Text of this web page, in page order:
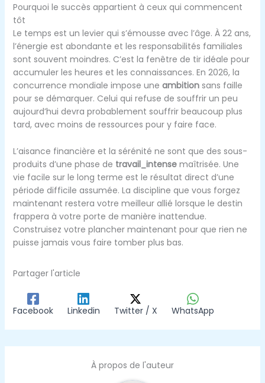
Pourquoi le succès appartient à ceux qui commencent
tôt
Le temps est un levier qui s’émousse avec l’âge. À 22 ans,
l’énergie est abondante et les responsabilités familiales
sont souvent moindres. C’est la fenêtre de tir idéale pour
accumuler les heures et les connaissances. En 2026, la
concurrence mondiale impose une ambitionsans faille
pour se démarquer. Celui qui refuse de souffrir un peu
aujourd’hui devra probablement souffrir beaucoup plus
tard, avec moins de ressources pour y faire face.
L’aisance financière et la sérénité ne sont que des sous-
produits d’une phase de travail_intensemaîtrisée. Une
vie facile sur le long terme est le résultat direct d’une
période difficile assumée. La discipline que vous forgez
maintenant restera votre meilleur allié lorsque le destin
frappera à votre porte de manière inattendue.
Construisez votre plancher maintenant pour que rien ne
puisse jamais vous faire tomber plus bas.
Partager l'article
Facebook Linkedin Twitter / X WhatsApp
À propos de l'auteur